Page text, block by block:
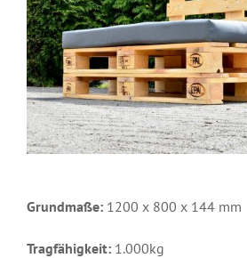
Grundmaße: 1200 x 800 x 144 mm
Tragfähigkeit: 1.000kg